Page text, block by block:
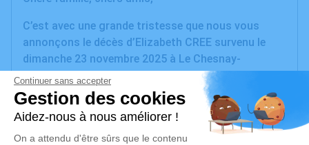
C’est avec une grande tristesse que nous vous
annonçons le décès d’Elizabeth CREE survenu le
dimanche 23 novembre 2025 à Le Chesnay-
Rocquencourt. La cérémonie se déroulera le jeudi 04
décembre 2025 à 15h00 à l’adresse suivante :
Crématorium du Parc de Clamart - 104 Rue de la
Porte de Trivaux - 92140 Clamart.